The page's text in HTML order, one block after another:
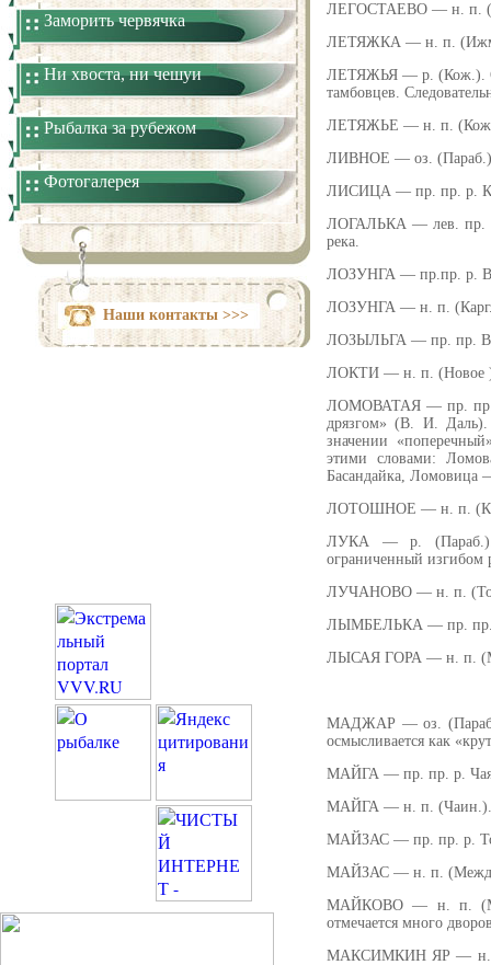
Заморить червячка
Ни хвоста, ни чешуи
Рыбалка за рубежом
Фотогалерея
Наши контакты >>>
ЛЕГОСТАЕВО — н. п.
ЛЕТЯЖКА — н. п. (Ижм.).
ЛЕТЯЖЬЯ — р. (Кож.). От
тамбовцев.
ЛЕТЯЖЬЕ — н. п. (Кож.).
ЛИВНОЕ — оз. (Параб.).
ЛИСИЦА — пр. пр. р.
ЛОГАЛЬКА — лев. пр.
река.
ЛОЗУНГА — пр.пр. р.
ЛОЗУНГА — н. п.
ЛОЗЫЛЬГА — пр. пр.
ЛОКТИ — н. п. (Новое ).
ЛОМОВАТАЯ — пр. пр.
дрязгом» (В. И. Даль).
значении
этими словами:
Басандайка,
ЛОТОШНОЕ — н. п. (Кр.).
ЛУКА — р. (Параб.).
ограниченный изгибом
ЛУЧАНОВО — н. п.
ЛЫМБЕЛЬКА — пр. пр.
ЛЫСАЯ ГОРА — н. п.
МАДЖАР — оз. (Параб.).
осмысливается как
МАЙГА — пр. пр. р. Чая.
МАЙГА — н. п. (Чаин.).
МАЙЗАС — пр. пр. р.
МАЙЗАС — н. п.
МАЙКОВО — н. п.
отмечается много
МАКСИМКИН ЯР — н. п.